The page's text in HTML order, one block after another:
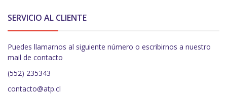
SERVICIO AL CLIENTE
Puedes llamarnos al siguiente número o escribirnos a nuestro
mail de contacto
(552) 235343
contacto@atp.cl